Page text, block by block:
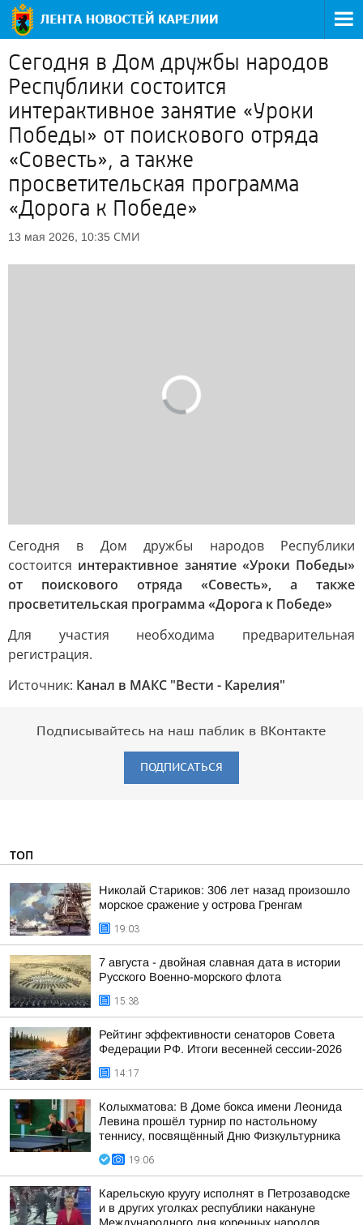
Сегодня в Дом дружбы народов
Республики состоится
интерактивное занятие «Уроки
Победы» от поискового отряда
«Совесть», а также
просветительская программа
«Дорога к Победе»
13 мая 2026, 10:35 СМИ
Сегодня в Дом дружбы народов Республики
состоится интерактивное занятие «Уроки Победы»
от поискового отряда «Совесть», а также
просветительская программа «Дорога к Победе»
Для участия необходима предварительная
регистрация.
Источник: Канал в МАКС "Вести - Карелия"
Подписывайтесь на наш паблик в ВКонтакте
ПОДПИСАТЬСЯ
ТОП
Николай Стариков: 306 лет назад произошло
морское сражение у острова Гренгам
19:03
7 августа - двойная славная дата в истории
Русского Военно-морского флота
15:38
Рейтинг эффективности сенаторов Совета
Федерации РФ. Итоги весенней сессии-2026
14:17
Колыхматова: В Доме бокса имени Леонида
Левина прошёл турнир по настольному
теннису, посвящённый Дню Физкультурника
19:06
Карельскую круугу исполнят в Петрозаводске
и в других уголках республики накануне